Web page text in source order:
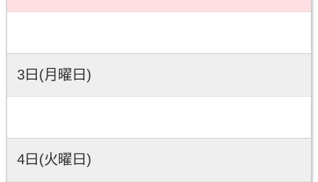
3日(月曜日)
4日(火曜日)